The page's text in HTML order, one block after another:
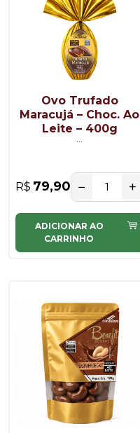
Ovo Trufado
Maracujá – Choc. Ao
Leite – 400g
R$ 79,90 − +
ADICIONAR AO
CARRINHO